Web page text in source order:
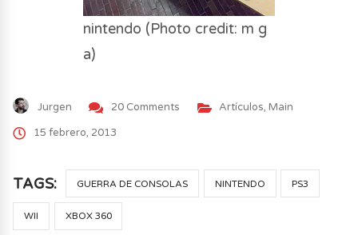
nintendo (Photo credit: m g
a)
Jurgen 20 Comments Artículos,Main
15 febrero, 2013
TAGS: GUERRA DE CONSOLAS NINTENDO PS3
WII XBOX 360